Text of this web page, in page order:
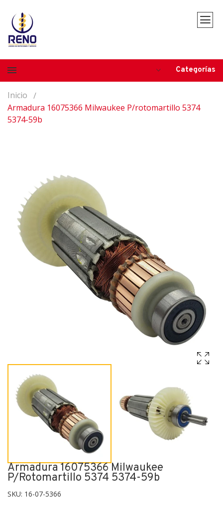
Categorías
Inicio
Armadura 16075366 Milwaukee P/rotomartillo 5374
5374-59b
Armadura 16075366 Milwaukee
P/rotomartillo 5374 5374-59b
SKU: 16-07-5366